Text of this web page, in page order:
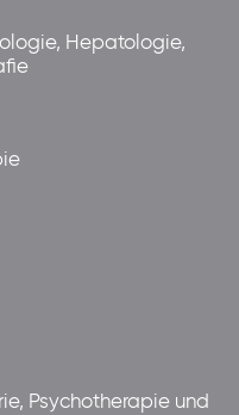
Hepatologie,
Psychotherapie und